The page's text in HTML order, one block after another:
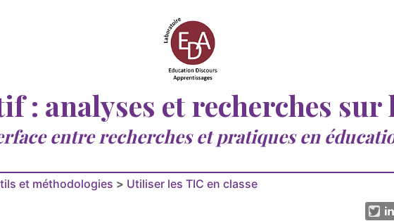
: analyses et recherches sur
entre recherches et pratiques en
et méthodologies > Utiliser les TIC en classe